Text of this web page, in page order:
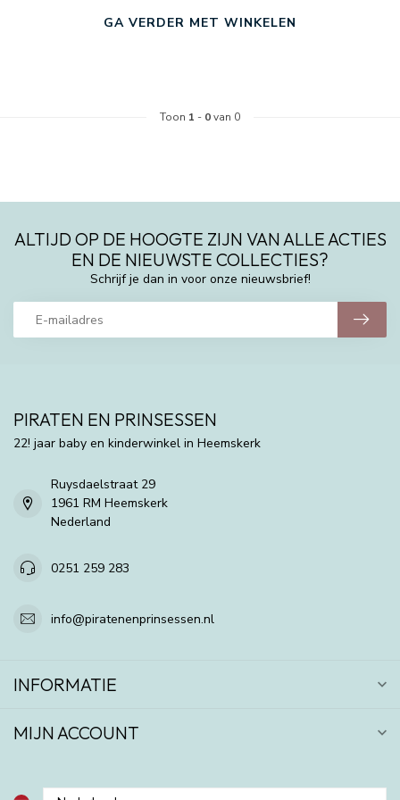
GA VERDER MET WINKELEN
Toon 1 - 0van 0
ALTIJD OP DE HOOGTE ZIJN VAN ALLE ACTIES
EN DE NIEUWSTE COLLECTIES?
Schrijf je dan in voor onze nieuwsbrief!
PIRATEN EN PRINSESSEN
22! jaar baby en kinderwinkel in Heemskerk
Ruysdaelstraat 29
1961 RM Heemskerk
Nederland
0251 259 283
info@piratenenprinsessen.nl
INFORMATIE
MIJN ACCOUNT